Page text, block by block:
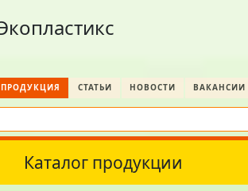
ПРОДУКЦИЯ СТАТЬИ НОВОСТИ ВАКАНСИИ
Каталог продукции